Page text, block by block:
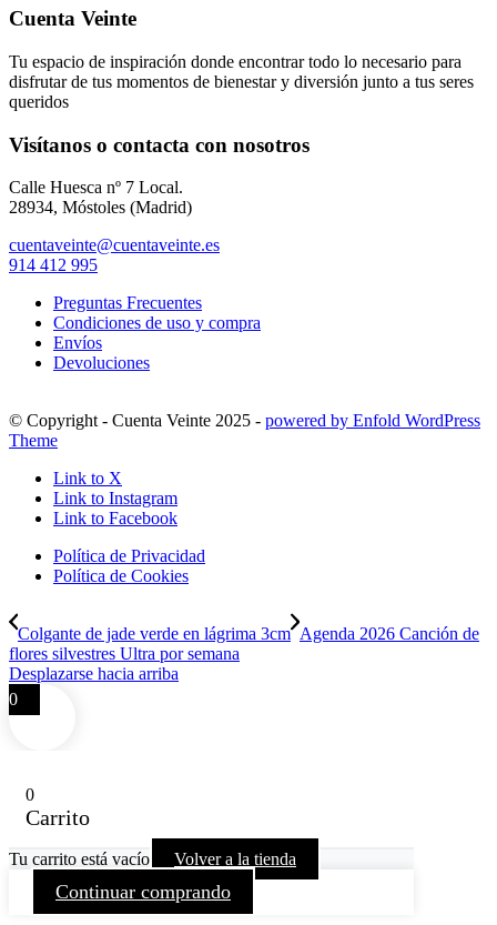
Cuenta Veinte
Tu espacio de inspiración donde encontrar todo lo necesario para
disfrutar de tus momentos de bienestar y diversión junto a tus seres
queridos
Visítanos o contacta con nosotros
Calle Huesca nº 7 Local.
28934, Móstoles (Madrid)
cuentaveinte@cuentaveinte.es
914 412 995
Preguntas Frecuentes
Condiciones de uso y compra
Envíos
Devoluciones
© Copyright - Cuenta Veinte 2025 - powered by Enfold WordPress
Theme
Link to X
Link to Instagram
Link to Facebook
Política de Privacidad
Política de Cookies
Colgante de jade verde en lágrima 3cm Agenda 2026 Canción de
flores silvestres Ultra por semana
Desplazarse hacia arriba
0
0
Carrito
Tu carrito está vacío Volver a la tienda
Continuar comprando